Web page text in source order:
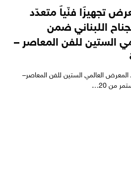
تجهيزًا فنّياً متعدّد
اللبناني ضمن
الستين للفن المعاصر –
المعرض العالمي الستين للفن المعاصر–
من 20…